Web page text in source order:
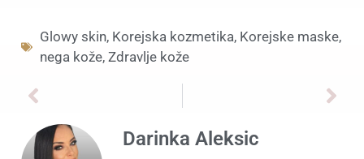
Glowy skin, Korejska kozmetika, Korejske maske,
nega kože, Zdravlje kože
Darinka Aleksic